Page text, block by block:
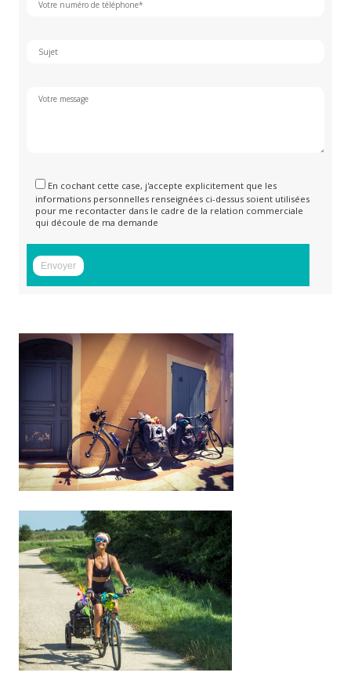
En cochant cette case, j'accepte explicitement que les
informations personnelles renseignées ci-dessus soient utilisées
pour me recontacter dans le cadre de la relation commerciale
qui découle de ma demande